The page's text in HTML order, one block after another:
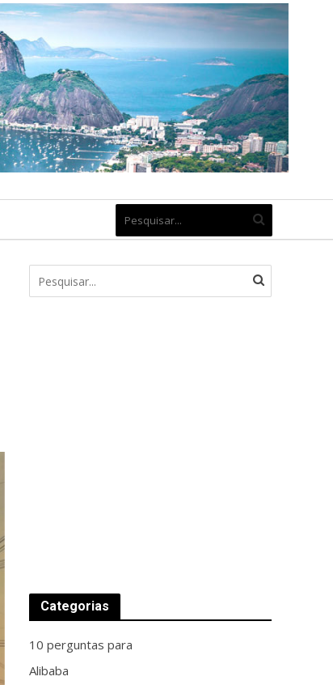
Categorias
10 perguntas para
Alibaba